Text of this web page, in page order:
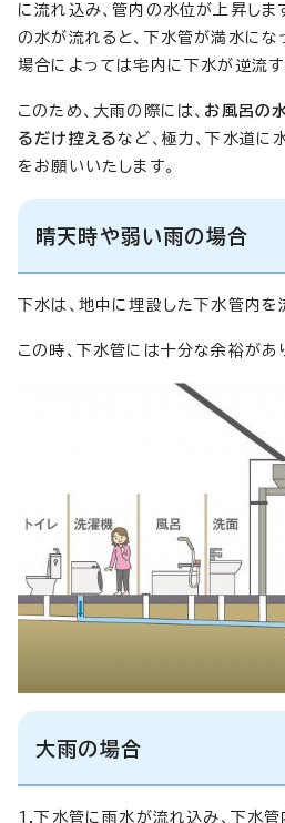
に流れ込み、管内の水位が上昇しま
の水が流れると、下水管が満水にな
場合によっては宅内に下水が逆流す
このため、大雨の際には、 お風呂の
るだけ控えるなど、極力、下水道に
をお願いいたします。
晴天時や弱い雨の場合
下水は、地中に埋設した下水管内を
この時、下水管には十分な余裕があ
大雨の場合
1.下水管に雨水が流れ込み、下水管